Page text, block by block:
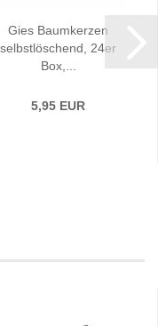
Gies Baumkerzen
selbstlöschend, 24er
Box,...
5,95 EUR